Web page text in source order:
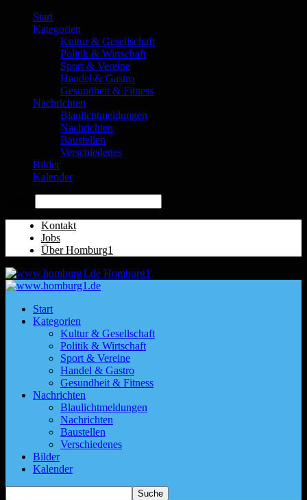
Start
Kategorien
Kultur & Gesellschaft
Politik & Wirtschaft
Sport & Vereine
Handel & Gastro
Gesundheit & Fitness
Nachrichten
Blaulichtmeldungen
Nachrichten
Baustellen
Verschiedenes
Bilder
Kalender
Kontakt
Jobs
Über Homburg1
Homburg1
Start
Kategorien
Kultur & Gesellschaft
Politik & Wirtschaft
Sport & Vereine
Handel & Gastro
Gesundheit & Fitness
Nachrichten
Blaulichtmeldungen
Nachrichten
Baustellen
Verschiedenes
Bilder
Kalender